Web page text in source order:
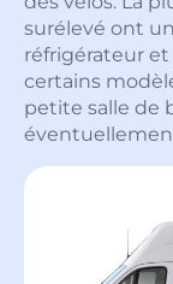
surélevé ont
réfrigérateur et
certains
petite salle de